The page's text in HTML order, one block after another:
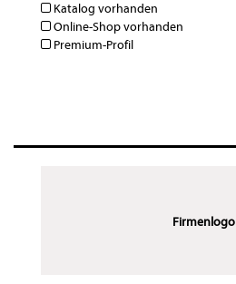
Katalog vorhanden
Online-Shop vorhanden
Premium-Profil
Firmenlogo